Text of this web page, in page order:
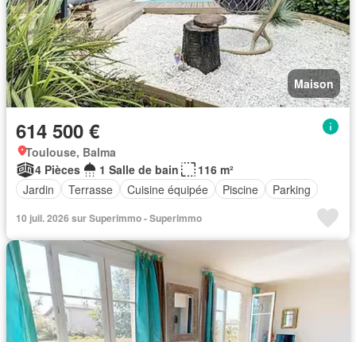
Maison
614 500 €
Toulouse, Balma
4 Pièces
1 Salle de bain
116 m²
Jardin
Terrasse Cuisine équipée Piscine Parking
10 juil. 2026 sur Superimmo - Superimmo